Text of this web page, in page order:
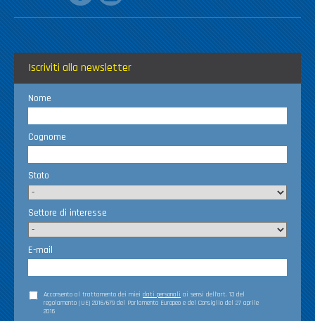
Iscriviti alla newsletter
Nome
Cognome
Stato
Settore di interesse
E-mail
Acconsento al trattamento dei miei dati personali ai sensi dell’art. 13 del
regolamento (UE) 2016/679 del Parlamento Europeo e del Consiglio del 27 aprile
2016